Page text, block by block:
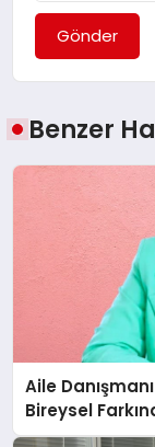
Gönder
Benzer
Aile
Bireysel
Anlatıyor